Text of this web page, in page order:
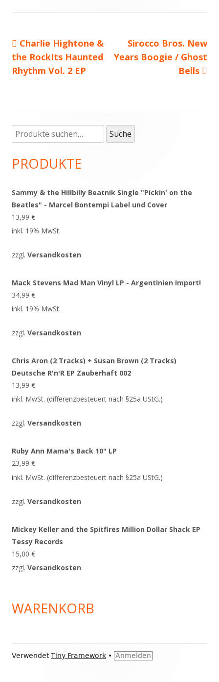
Beitragsnavigation
Vorheriger
Beitrag:
Charlie Hightone &
the RockIts Haunted
Rhythm Vol. 2 EP
Nächster
Beitrag
Sirocco Bros. New
Years Boogie / Ghost
Bells
Haupt-
Seitenleiste
Suche
nach:
Suche
PRODUKTE
Sammy & the Hillbilly Beatnik Single "Pickin' on the
Beatles" - Marcel Bontempi Label und Cover
13,99 €
inkl. 19% MwSt.
zzgl. Versandkosten
Mack Stevens Mad Man Vinyl LP - Argentinien Import!
34,99 €
inkl. 19% MwSt.
zzgl. Versandkosten
Chris Aron (2 Tracks) + Susan Brown (2 Tracks)
Deutsche R'n'R EP Zauberhaft 002
13,99 €
inkl. MwSt. (differenzbesteuert nach §25a UStG.)
zzgl. Versandkosten
Ruby Ann Mama's Back 10" LP
23,99 €
inkl. MwSt. (differenzbesteuert nach §25a UStG.)
zzgl. Versandkosten
Mickey Keller and the Spitfires Million Dollar Shack EP
Tessy Records
15,00 €
zzgl. Versandkosten
WARENKORB
Footer
VerwendetTiny Framework • Anmelden